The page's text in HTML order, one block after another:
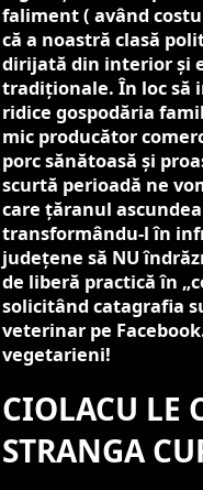
faliment ( având
că a noastră clasă
dirijată din interior și
tradiționale. În loc să
ridice gospodăria
mic producător
porc sănătoasă și
scurtă perioadă ne
care țăranul
transformându-l în
județene să NU
de liberă practică în
solicitând catagrafia
veterinar pe
vegetarieni!
CIOLACU LE
STRANGA